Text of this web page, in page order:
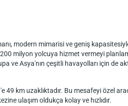
modern mimarisi ve geniş
milyon yolcuya hizmet vermeyi
ve Asya'nın çeşitli havayolları için de
km uzaklıktadır. Bu mesafeyi özel
ulaşım oldukça kolay ve hızlıdır.